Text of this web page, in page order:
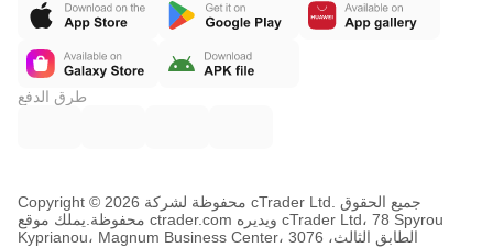
طرق الدفع
Copyright © محفوظة لشركة 2026 cTrader Ltd. جميع الحقوق
محفوظة. يملك موقع ctrader.com ويديره cTrader Ltd، 78 Spyrou
Kyprianou، Magnum Business Center، الطابق الثالث، 3076